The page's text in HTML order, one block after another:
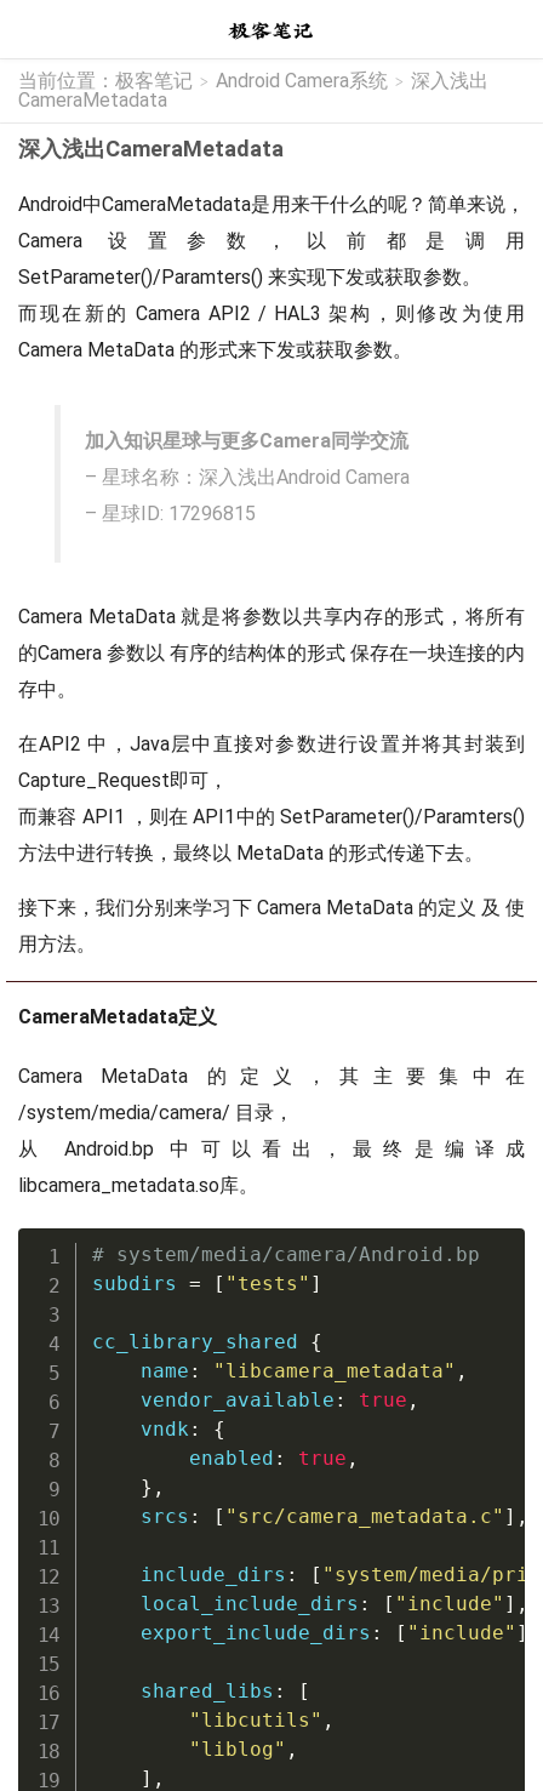
当前位置： 极客笔记 > Android Camera系统 > 深入浅出
CameraMetadata
深入浅出CameraMetadata
Android中CameraMetadata是用来干什么的呢？简单来说，
Camera 设置参数，以前都是调用
SetParameter()/Paramters() 来实现下发或获取参数。
而现在新的 Camera API2 / HAL3 架构，则修改为使用
Camera MetaData 的形式来下发或获取参数。
加入知识星球与更多Camera同学交流
– 星球名称：深入浅出Android Camera
– 星球ID: 17296815
Camera MetaData 就是将参数以共享内存的形式，将所有
的Camera 参数以 有序的结构体的形式 保存在一块连接的内
存中。
在API2 中，Java层中直接对参数进行设置并将其封装到
Capture_Request即可，
而兼容 API1 ，则在 API1中的 SetParameter()/Paramters()
方法中进行转换，最终以 MetaData 的形式传递下去。
接下来，我们分别来学习下 Camera MetaData 的定义 及 使
用方法。
CameraMetadata定义
Camera MetaData 的定义，其主要集中在
/system/media/camera/ 目录，
从 Android.bp 中可以看出，最终是编译成
libcamera_metadata.so库。
# system/media/camera/Android.bp
subdirs = [ "tests" ]
cc_library_shared {
    name
: "libcamera_metadata" ,
    vendor_available
: true ,
    vndk
:
{
        enabled
: true ,
} ,
    srcs
: [ "src/camera_metadata.c" ],
    include_dirs
: [ "system/media/
    local_include_dirs
: [ "include" ],
    export_include_dirs
: [ "include" ],
    shared_libs
:
[
"libcutils" ,
"liblog" ,
],